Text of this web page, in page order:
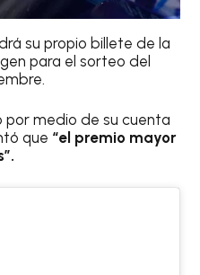
su propio billete de la
para el sorteo del
por medio de su cuenta
que “el premio mayor